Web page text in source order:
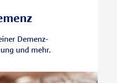
Demenz-
und mehr.